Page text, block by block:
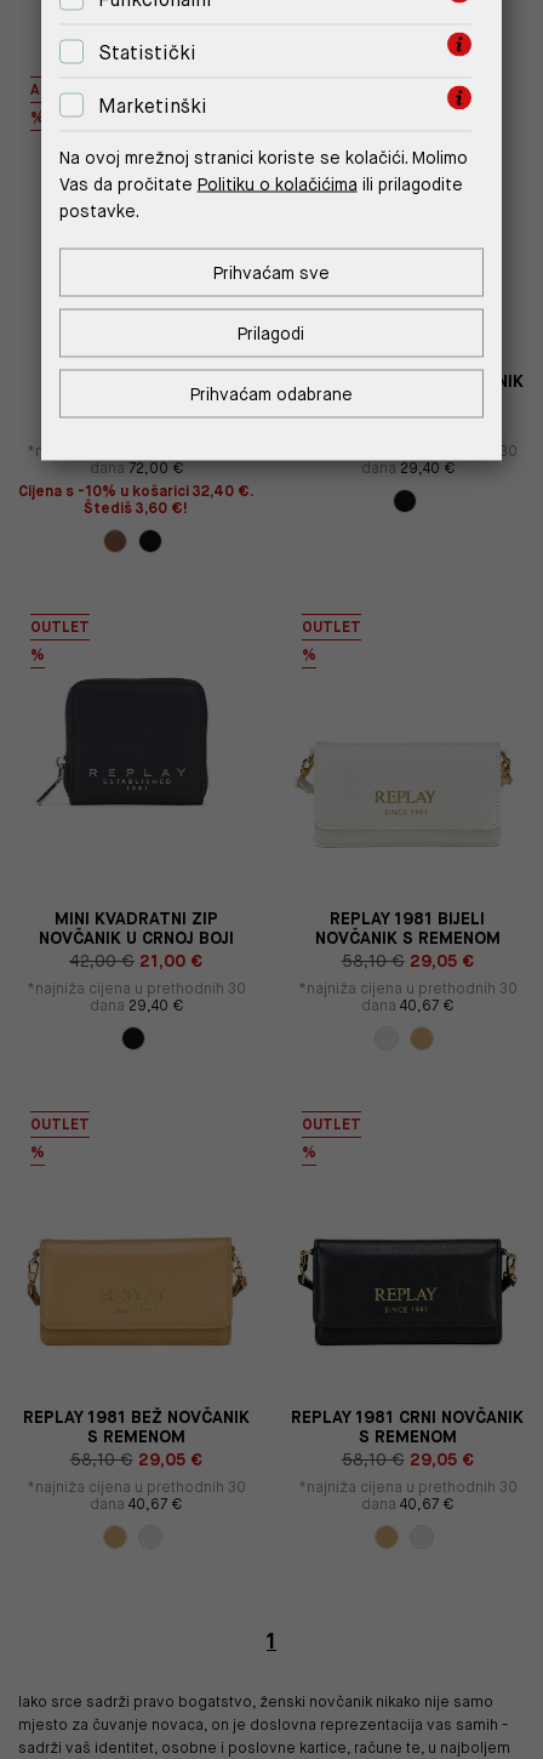
AUTHENTIC
%
ODVOJIVIM LANCEM
72,00 € 36,00 €
*najniža cijena u prethodnih 30
dana 72,00 €
Cijena s -10% u košarici 32,40 €.
Štediš 3,60 €!
MINI PRAVOKUTNI NOVČANIK
42,00 € 21,00 €
*najniža cijena u prethodnih 30
dana 29,40 €
OUTLET
%
MINI KVADRATNI ZIP
NOVČANIK U CRNOJ BOJI
42,00 € 21,00 €
*najniža cijena u prethodnih 30
dana 29,40 €
OUTLET
%
REPLAY 1981 BIJELI
NOVČANIK S REMENOM
58,10 € 29,05 €
*najniža cijena u prethodnih 30
dana 40,67 €
OUTLET
%
REPLAY 1981 BEŽ NOVČANIK
S REMENOM
58,10 € 29,05 €
*najniža cijena u prethodnih 30
dana 40,67 €
OUTLET
%
REPLAY 1981 CRNI NOVČANIK
S REMENOM
58,10 € 29,05 €
*najniža cijena u prethodnih 30
dana 40,67 €
1
Iako srce sadrži pravo bogatstvo, ženski novčanik nikako nije samo
mjesto za čuvanje novaca, on je doslovna reprezentacija vas samih -
sadrži vaš identitet, osobne i poslovne kartice, račune te, u najboljem
Statistički
Marketinški
Na ovoj mrežnoj stranici koriste se kolačići. Molimo
Vas da pročitate Politiku o kolačićima ili prilagodite
postavke.
Prihvaćam odabrane
Prilagodi
Prihvaćam sve